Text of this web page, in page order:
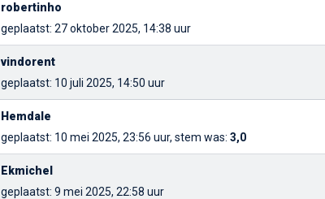
robertinho
geplaatst: 27 oktober 2025, 14:38 uur
vindorent
geplaatst: 10 juli 2025, 14:50 uur
Hemdale
geplaatst: 10 mei 2025, 23:56 uur, stem was: 3,0
Ekmichel
geplaatst: 9 mei 2025, 22:58 uur